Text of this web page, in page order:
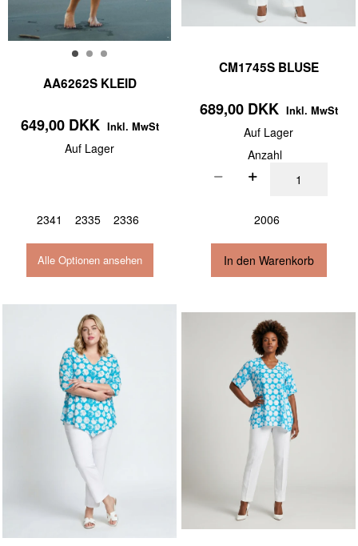
AA6262S KLEID
649,00 DKK Inkl. MwSt
Auf Lager
2341 2335 2336
Alle Optionen ansehen
CM1745S BLUSE
689,00 DKK Inkl. MwSt
Auf Lager
Anzahl
2006
In den Warenkorb